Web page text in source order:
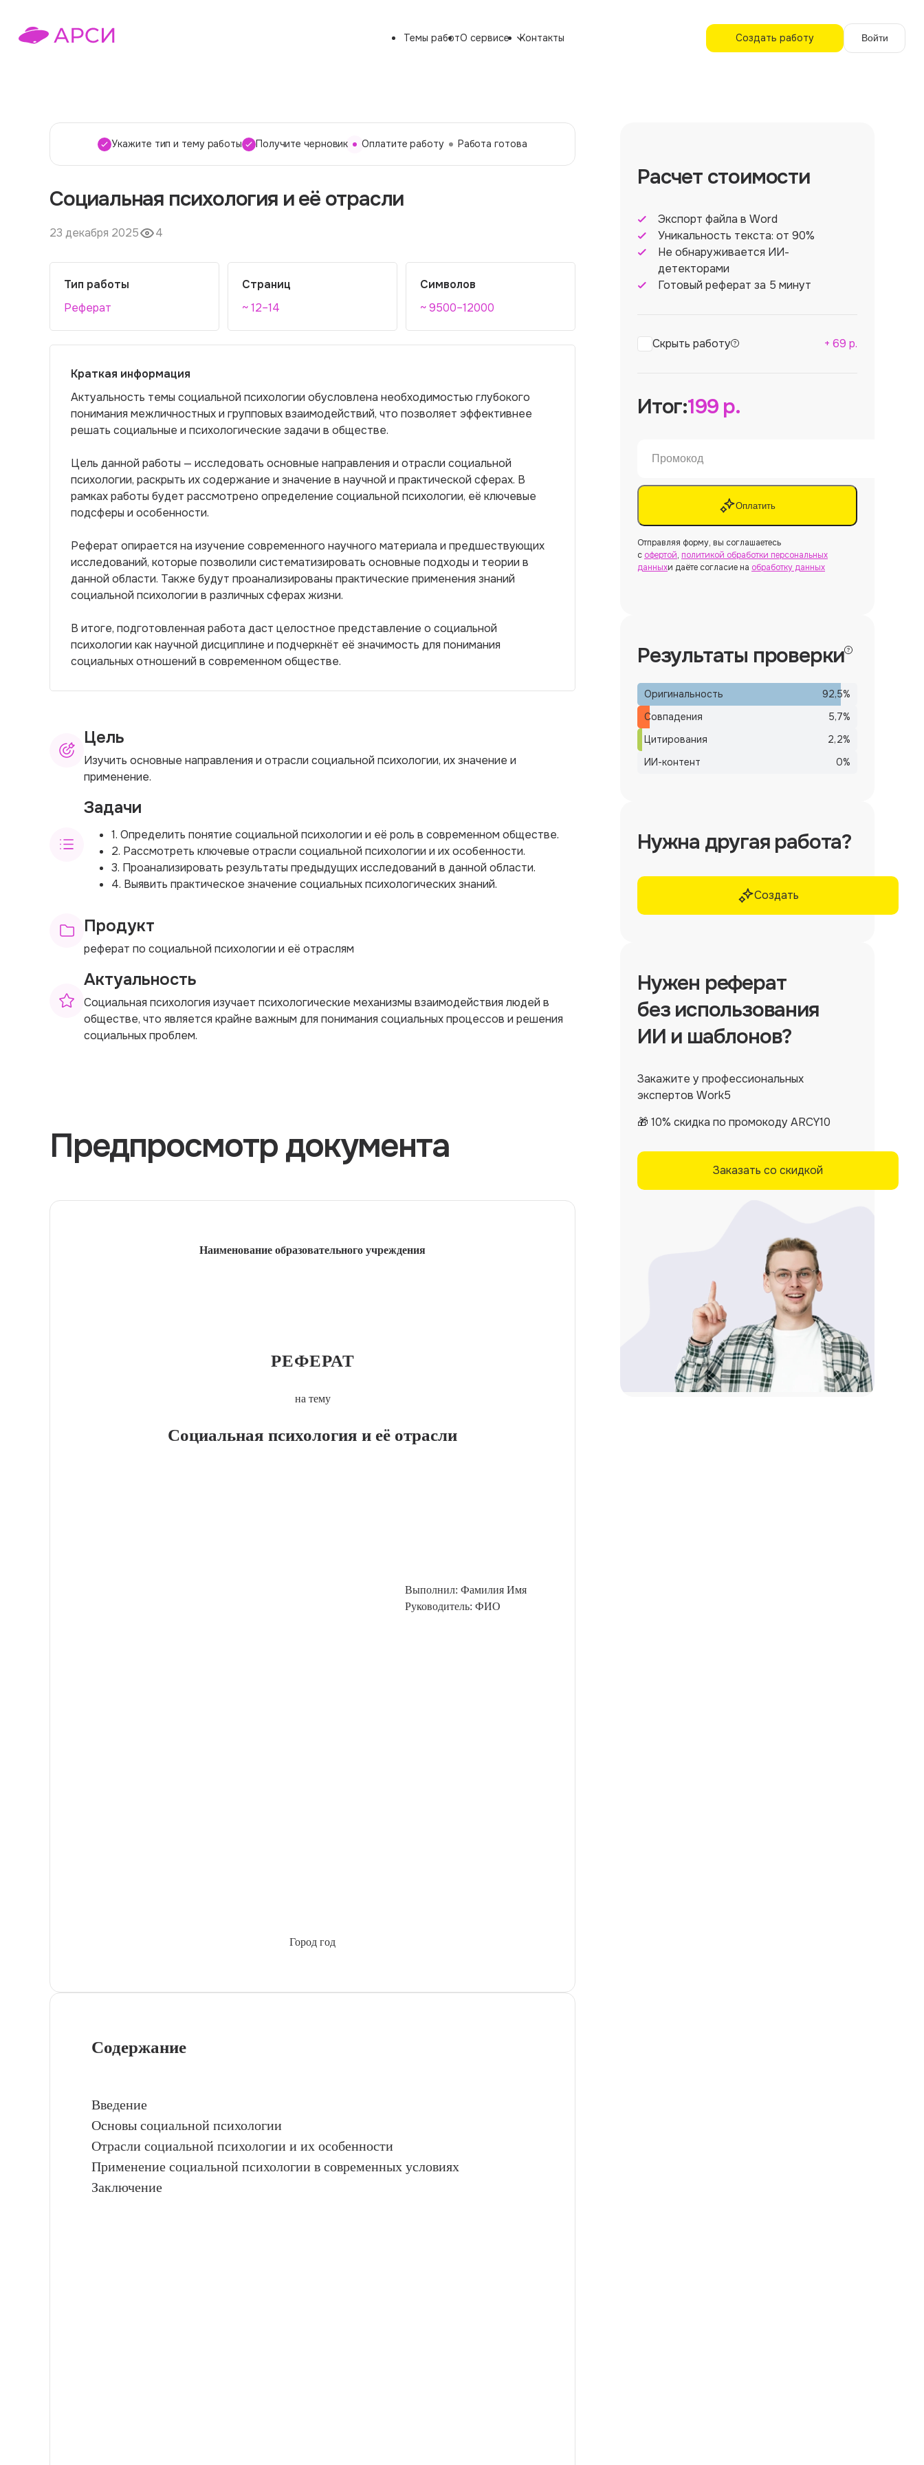
Темы работО сервисе Контакты Создать работу Войти
Укажите тип и тему работы Получите черновик Оплатите работу Работа готова
Социальная психология и её отрасли
23 декабря 2025 4
Тип работы
Реферат
Страниц
~ 12–14
Символов
~ 9500–12000
Краткая информация
Актуальность темы социальной психологии обусловлена необходимостью глубокого
понимания межличностных и групповых взаимодействий, что позволяет эффективнее
решать социальные и психологические задачи в обществе.
Цель данной работы — исследовать основные направления и отрасли социальной
психологии, раскрыть их содержание и значение в научной и практической сферах. В
рамках работы будет рассмотрено определение социальной психологии, её ключевые
подсферы и особенности.
Реферат опирается на изучение современного научного материала и предшествующих
исследований, которые позволили систематизировать основные подходы и теории в
данной области. Также будут проанализированы практические применения знаний
социальной психологии в различных сферах жизни.
В итоге, подготовленная работа даст целостное представление о социальной
психологии как научной дисциплине и подчеркнёт её значимость для понимания
социальных отношений в современном обществе.
Цель
Изучить основные направления и отрасли социальной психологии, их значение и
применение.
Задачи
1. Определить понятие социальной психологии и её роль в современном обществе.
2. Рассмотреть ключевые отрасли социальной психологии и их особенности.
3. Проанализировать результаты предыдущих исследований в данной области.
4. Выявить практическое значение социальных психологических знаний.
Продукт
реферат по социальной психологии и её отраслям
Актуальность
Социальная психология изучает психологические механизмы взаимодействия людей в
обществе, что является крайне важным для понимания социальных процессов и решения
социальных проблем.
Предпросмотр документа
Наименование образовательного учреждения
РЕФЕРАТ
на тему
Социальная психология и её отрасли
Выполнил: Фамилия Имя
Руководитель: ФИО
Город год
Содержание
Введение
Основы социальной психологии
Отрасли социальной психологии и их особенности
Применение социальной психологии в современных условиях
Заключение
Расчет стоимости
Экспорт файла в Word
Уникальность текста: от 90%
Не обнаруживается ИИ-
детекторами
Готовый реферат за 5 минут
Скрыть работу + 69 р.
Итог:199р.
Оплатить
Отправляя форму, вы соглашаетесь
с офертой, политикой обработки персональных
данныхи даёте согласие на обработку данных
Результаты проверки
Оригинальность 92,5%
Совпадения
5,7%
Цитирования
2,2%
ИИ-контент
0%
Нужна другая работа?
Создать
Нужен реферат
без использования
ИИ и шаблонов?
Закажите у профессиональных
экспертов Work5
🎁 10% скидка по промокоду ARCY10
Заказать со скидкой